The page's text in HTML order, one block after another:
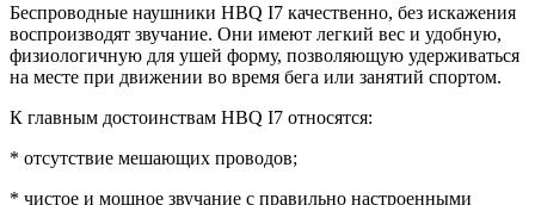
Беспроводные наушники HBQ I7 качественно, без искажения
воспроизводят звучание. Они имеют легкий вес и удобную,
физиологичную для ушей форму, позволяющую удерживаться
на месте при движении во время бега или занятий спортом.
К главным достоинствам HBQ I7 относятся:
* отсутствие мешающих проводов;
* чистое и мощное звучание с правильно настроенными